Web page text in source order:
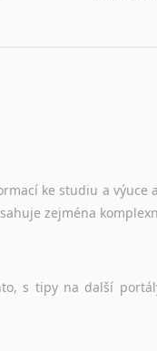
ke studiu a výuce
zejména
s tipy na další